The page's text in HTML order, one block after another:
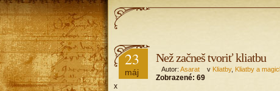
23
máj
Než začneš tvoriť kliatbu
Autor: Asarat v Kliatby, Kliatby a
Zobrazené: 69
x